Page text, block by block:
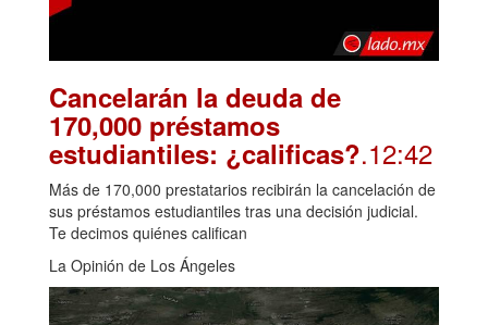
Cancelarán la deuda de
170,000 préstamos
estudiantiles: ¿calificas?.12:42
Más de 170,000 prestatarios recibirán la cancelación de
sus préstamos estudiantiles tras una decisión judicial.
Te decimos quiénes califican
La Opinión de Los Ángeles